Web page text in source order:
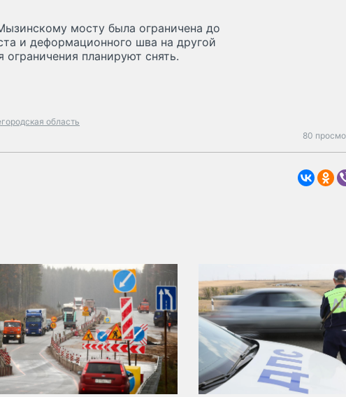
мосту была ограничена до
и деформационного шва на другой
планируют снять.
область
80